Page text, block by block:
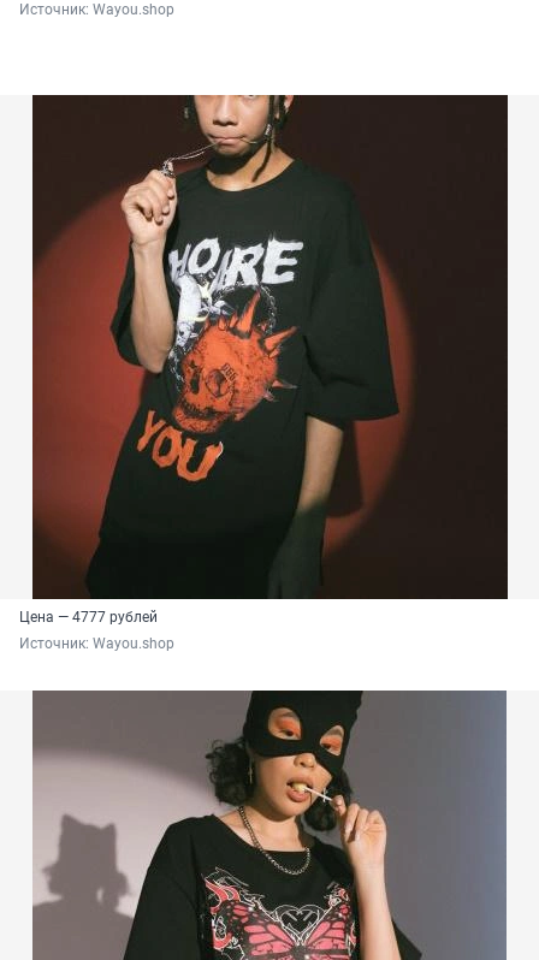
Источник: Wayou.shop
Цена — 4777 рублей
Источник: Wayou.shop